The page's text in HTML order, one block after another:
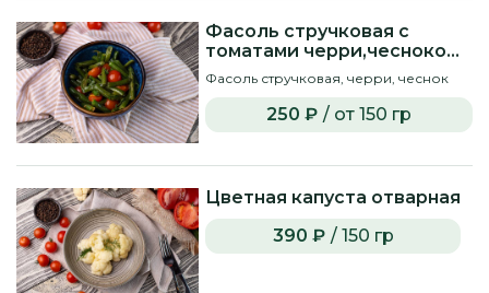
Фасоль стручковая с
томатами черри,чесноком
и тимьяном
Фасоль стручковая, черри, чеснок
250 ₽ / от 150 гр
Цветная капуста отварная
390 ₽ / 150 гр